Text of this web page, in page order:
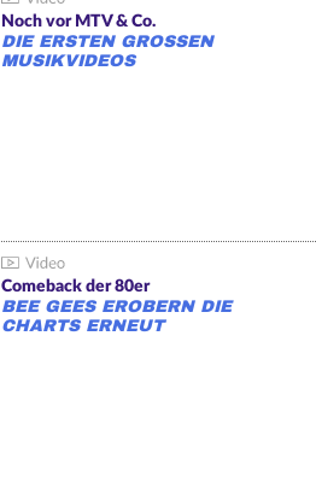
Noch vor MTV & Co.
DIE ERSTEN GROSSEN M
USIKVIDEOS
Comeback der 80er
BEE GEES EROBERN DIE
CHARTS ERNEUT